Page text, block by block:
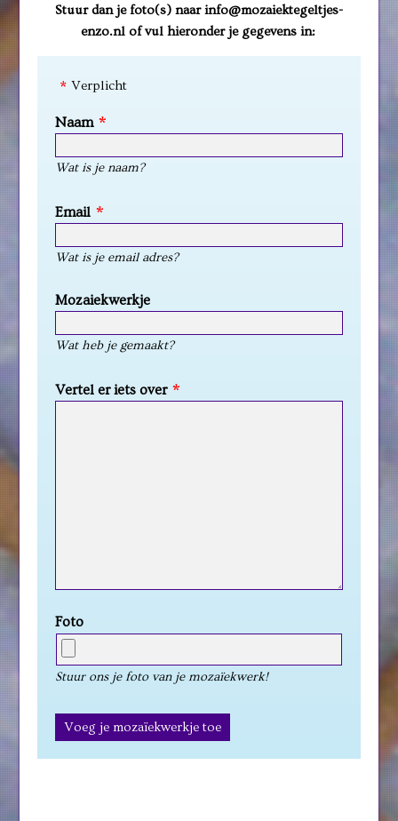
Stuur dan je foto(s) naar info@mozaiektegeltjes-
enzo.nl of vul hieronder je gegevens in:
Verplicht
Naam
Wat is je naam?
Email
Wat is je email adres?
Mozaiekwerkje
Wat heb je gemaakt?
Vertel er iets over
Foto
Stuur ons je foto van je mozaïekwerk!